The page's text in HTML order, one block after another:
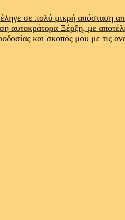
σε πολύ μικρή
αυτοκράτορα Ξέρξη, με
και σκοπός μου με τις